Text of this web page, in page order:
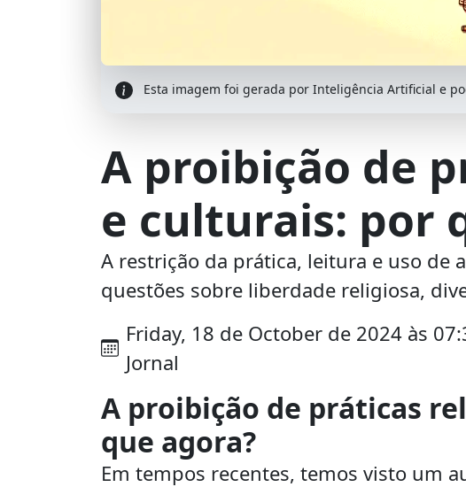
Esta imagem foi gerada por Inteligência Artificial e
A proibição de
e culturais: por
A restrição da prática, leitura e uso de
questões sobre liberdade religiosa,
Friday, 18 de October de 2024 às
Jornal
A proibição de práticas
que agora?
Em tempos recentes, temos visto um